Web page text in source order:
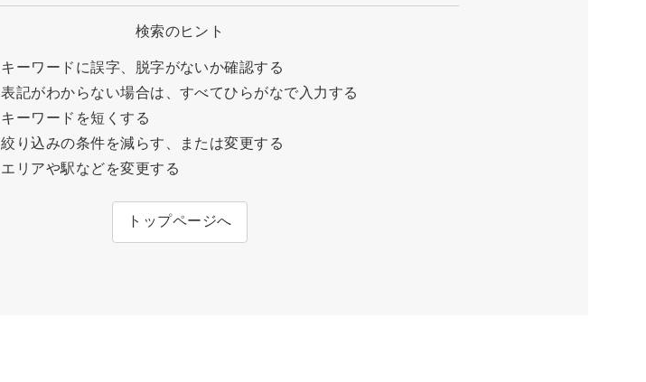
検索のヒント
キーワードに誤字、脱字がないか確認する
表記がわからない場合は、すべてひらがなで入力する
キーワードを短くする
絞り込みの条件を減らす、または変更する
エリアや駅などを変更する
トップページへ